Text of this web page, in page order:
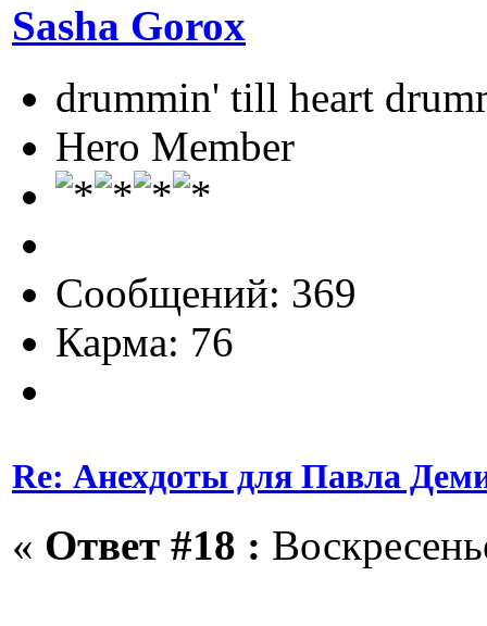
Sasha Gorox
drummin' till heart
Hero Member
Сообщений: 369
Карма: 76
Re: Анехдоты для Павла
« Ответ #18 :